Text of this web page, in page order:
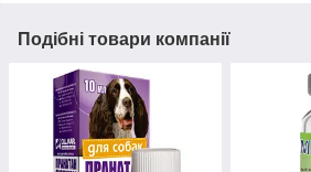
Подібні товари компанії